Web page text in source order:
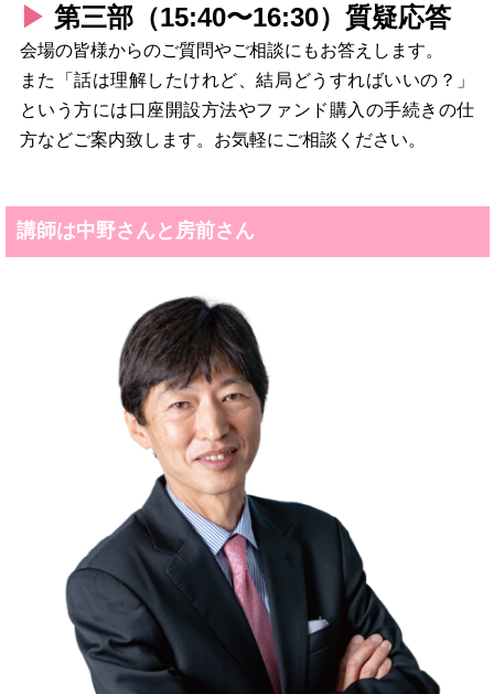
▶︎ 第三部（15:40〜16:30）質疑応答
会場の皆様からのご質問やご相談にもお答えします。
また「話は理解したけれど、結局どうすればいいの？」
という方には口座開設方法やファンド購入の手続きの仕
方などご案内致します。お気軽にご相談ください。
講師は中野さんと房前さん